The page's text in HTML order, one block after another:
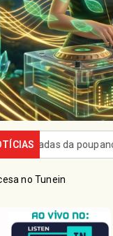
R$ 7,15 bilhões em
no Tunein